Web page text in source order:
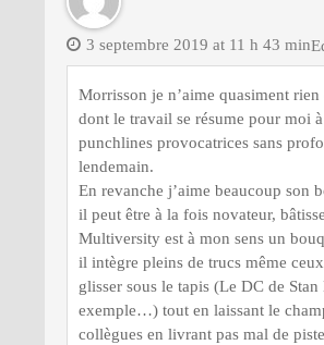
3 septembre 2019 at 11 h 43 min
Morrisson je n’aime quasiment
dont le travail se résume pour moi
punchlines provocatrices sans
lendemain.
En revanche j’aime beaucoup son
il peut être à la fois novateur,
Multiversity est à mon sens un
il intègre pleins de trucs même
glisser sous le tapis (Le DC de Stan
exemple…) tout en laissant le
collègues en livrant pas mal de